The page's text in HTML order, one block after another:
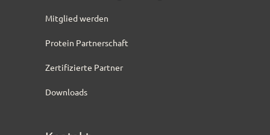
Mitglied werden
Protein Partnerschaft
Zertifizierte Partner
Downloads